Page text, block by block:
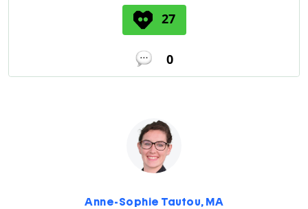
27
0
Anne-Sophie Tautou, MA